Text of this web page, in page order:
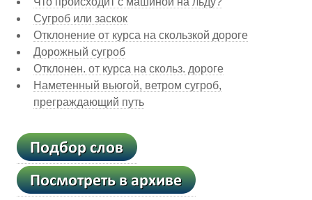
Сугроб или заскок
Отклонение от курса на скользкой дороге
Дорожный сугроб
Отклонен. от курса на скольз. дороге
Наметенный вьюгой, ветром сугроб,
преграждающий путь